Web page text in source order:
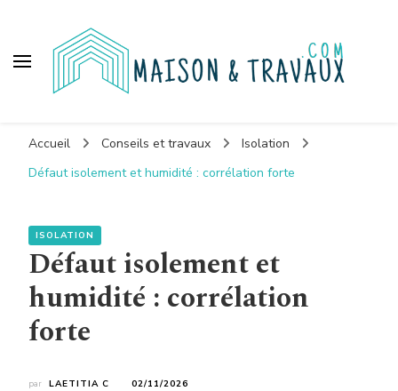
Accueil Conseils et travaux
Isolation
Défaut isolement et humidité : corrélation forte
ISOLATION
Défaut isolement et
humidité : corrélation
forte
par LAETITIA C 02/11/2026